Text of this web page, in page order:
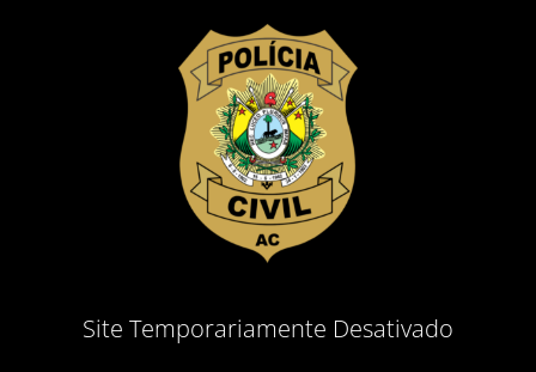
Site Temporariamente Desativado